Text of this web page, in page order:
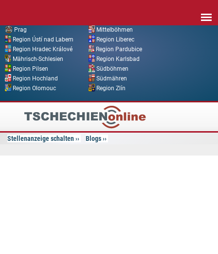
Prag
Mittelböhmen
Region Ústí nad Labem
Region Liberec
Region Hradec Králové
Region Pardubice
Mährisch-Schlesien
Region Karlsbad
Region Pilsen
Südböhmen
Region Hochland
Südmähren
Region Olomouc
Region Zlín
Tschechien
Online
Stellenanzeige schalten Blogs